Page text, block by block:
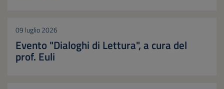
09 luglio 2026
Evento "Dialoghi di Lettura", a cura del
prof. Euli